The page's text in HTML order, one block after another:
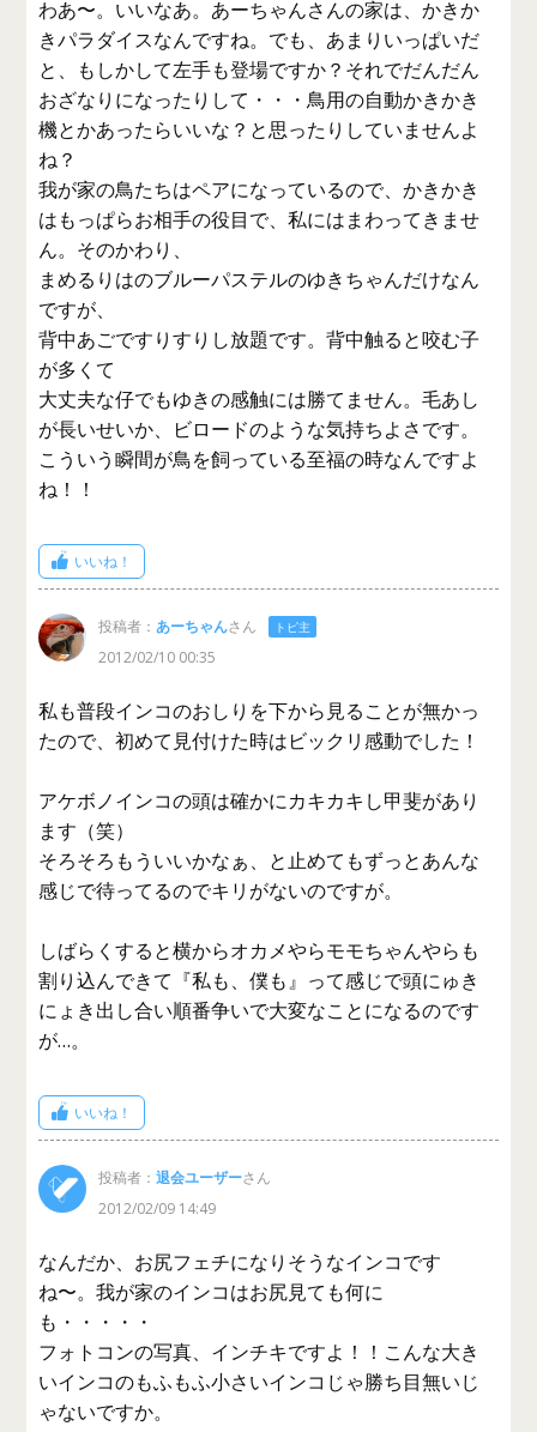
わあ〜。いいなあ。あーちゃんさんの家は、かきか
きパラダイスなんですね。でも、あまりいっぱいだ
と、もしかして左手も登場ですか？それでだんだん
おざなりになったりして・・・鳥用の自動かきかき
機とかあったらいいな？と思ったりしていませんよ
ね？
我が家の鳥たちはペアになっているので、かきかき
はもっぱらお相手の役目で、私にはまわってきませ
ん。そのかわり、
まめるりはのブルーパステルのゆきちゃんだけなん
ですが、
背中あごですりすりし放題です。背中触ると咬む子
が多くて
大丈夫な仔でもゆきの感触には勝てません。毛あし
が長いせいか、ビロードのような気持ちよさです。
こういう瞬間が鳥を飼っている至福の時なんですよ
ね！！
いいね！
投稿者：あーちゃんさん トピ主
2012/02/10 00:35
私も普段インコのおしりを下から見ることが無かっ
たので、初めて見付けた時はビックリ感動でした！
アケボノインコの頭は確かにカキカキし甲斐があり
ます（笑）
そろそろもういいかなぁ、と止めてもずっとあんな
感じで待ってるのでキリがないのですが。
しばらくすると横からオカメやらモモちゃんやらも
割り込んできて『私も、僕も』って感じで頭にゅき
にょき出し合い順番争いで大変なことになるのです
が…。
いいね！
投稿者：退会ユーザーさん
2012/02/09 14:49
なんだか、お尻フェチになりそうなインコです
ね〜。我が家のインコはお尻見ても何に
も・・・・・
フォトコンの写真、インチキですよ！！こんな大き
いインコのもふもふ小さいインコじゃ勝ち目無いじ
ゃないですか。